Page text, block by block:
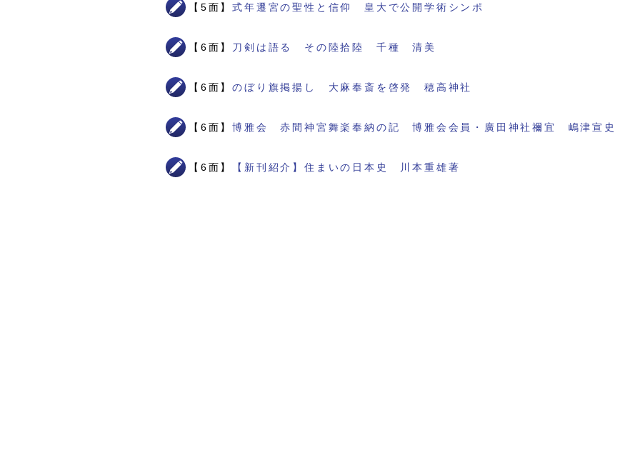
【5面】式年遷宮の聖性と信仰 皇大で公開学術シンポ
【6面】 刀剣は語る その陸拾陸 千種 清美
【6面】のぼり旗掲揚し 大麻奉斎を啓発 穂高神社
【6面】博雅会 赤間神宮舞楽奉納の記 博雅会会員・廣田神社禰宜 嶋津宣史
【6面】 【新刊紹介】住まいの日本史 川本重雄著